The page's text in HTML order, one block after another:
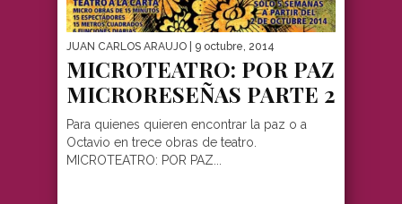
JUAN CARLOS ARAUJO | 9 octubre, 2014
MICROTEATRO: POR PAZ
MICRORESEÑAS PARTE 2
Para quienes quieren encontrar la paz o a
Octavio en trece obras de teatro.
MICROTEATRO: POR PAZ...